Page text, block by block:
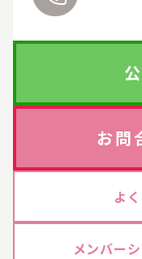
お問
よ
メンバー